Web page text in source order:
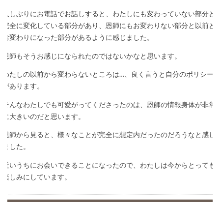
久しぶりにお電話でお話しすると、わたしにも変わっていない部分と
完全に変化している部分があり、恩師にもお変わりない部分と以前と
お変わりになった部分があるように感じました。
恩師もそうお感じになられたのではないかなと思います。
わたしの以前から変わらないところは…、良く言うと自分のポリシー
があります。
そんなわたしでも可愛がってくださったのは、恩師の情報身体が非常
に大きいのだと思います。
恩師から見ると、様々なことが完全に想定内だったのだろうなと感じ
ました。
近いうちにお会いできることになったので、わたしは今からとっても
楽しみにしています。